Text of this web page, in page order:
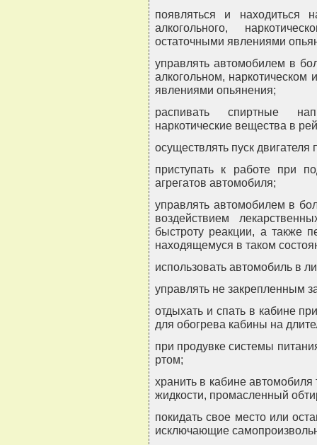
появляться и находиться
алкогольного,
остаточными явлениями
управлять автомобилем в
алкогольном, наркотическом
явлениями опьянения;
распивать спиртные
наркотические вещества в
осуществлять пуск
приступать к работе при
агрегатов автомобиля;
управлять автомобилем в
воздействием
быстроту реакции, а также
находящемуся в таком
использовать автомобиль в
управлять не закрепленным
отдыхать и спать в кабине
для обогрева кабины на
при продувке системы
ртом;
хранить в кабине
жидкости, промасленный
покидать свое место или
исключающие